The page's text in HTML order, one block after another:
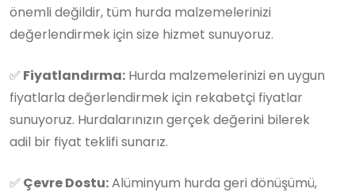
önemli değildir, tüm hurda malzemelerinizi
değerlendirmek için size hizmet sunuyoruz.
✅ Fiyatlandırma: Hurda malzemelerinizi en uygun
fiyatlarla değerlendirmek için rekabetçi fiyatlar
sunuyoruz. Hurdalarınızın gerçek değerini bilerek
adil bir fiyat teklifi sunarız.
✅ Çevre Dostu:Alüminyum hurda geri dönüşümü,